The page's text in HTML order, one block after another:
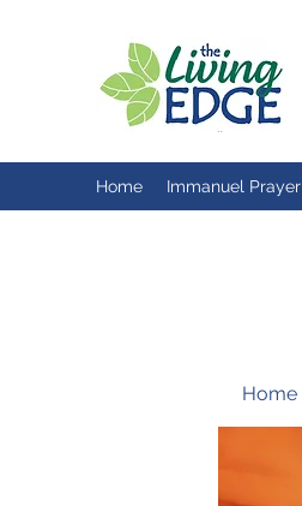
Home Immanuel Prayer
Home